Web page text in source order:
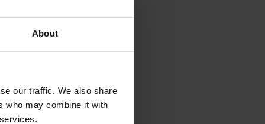
About
our traffic. We also share
who may combine it with